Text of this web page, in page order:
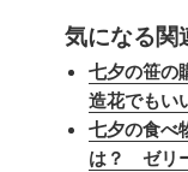
気になる関
七夕の笹の
造花でもい
七夕の食べ
は？ ゼリ